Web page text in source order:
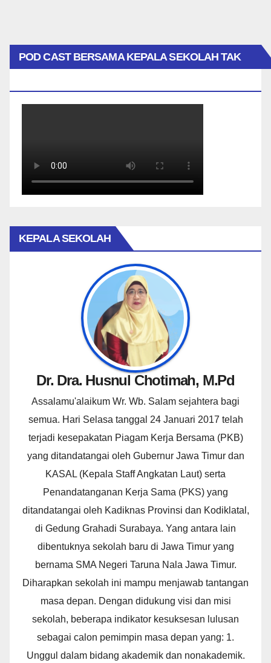
POD CAST BERSAMA KEPALA SEKOLAH TAK
KEPALA SEKOLAH
Dr. Dra. Husnul Chotimah, M.Pd
Assalamu'alaikum Wr. Wb. Salam sejahtera bagi
semua. Hari Selasa tanggal 24 Januari 2017 telah
terjadi kesepakatan Piagam Kerja Bersama (PKB)
yang ditandatangai oleh Gubernur Jawa Timur dan
KASAL (Kepala Staff Angkatan Laut) serta
Penandatanganan Kerja Sama (PKS) yang
ditandatangai oleh Kadiknas Provinsi dan Kodiklatal,
di Gedung Grahadi Surabaya. Yang antara lain
dibentuknya sekolah baru di Jawa Timur yang
bernama SMA Negeri Taruna Nala Jawa Timur.
Diharapkan sekolah ini mampu menjawab tantangan
masa depan. Dengan didukung visi dan misi
sekolah, beberapa indikator kesuksesan lulusan
sebagai calon pemimpin masa depan yang: 1.
Unggul dalam bidang akademik dan nonakademik.